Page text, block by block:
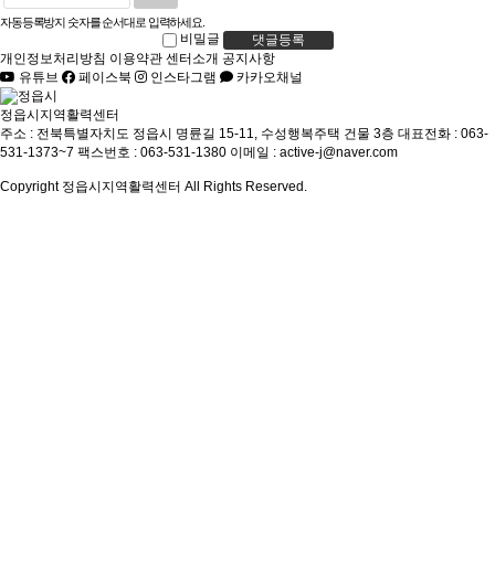
자동등록방지 숫자를 순서대로 입력하세요.
비밀글
댓글등록
개인정보처리방침 이용약관 센터소개 공지사항
유튜브
페이스북 인스타그램 카카오채널
정읍시지역활력센터
주소 : 전북특별자치도 정읍시 명륜길 15-11, 수성행복주택 건물 3층 대표전화 : 063-
531-1373~7 팩스번호 : 063-531-1380 이메일 : active-j@naver.com
Copyright 정읍시지역활력센터 All Rights Reserved.